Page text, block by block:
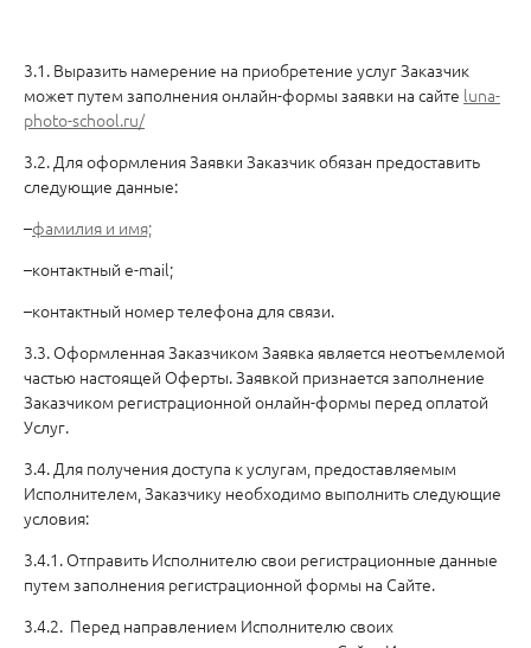
3.1. Выразить намерение на приобретение услуг Заказчик
может путем заполнения онлайн-формы заявки на сайте luna-
photo-school.ru/
3.2. Для оформления Заявки Заказчик обязан предоставить
следующие данные:
–фамилия и имя;
–контактный e-mail;
–контактный номер телефона для связи.
3.3. Оформленная Заказчиком Заявка является неотъемлемой
частью настоящей Оферты. Заявкой признается заполнение
Заказчиком регистрационной онлайн-формы перед оплатой
Услуг.
3.4. Для получения доступа к услугам, предоставляемым
Исполнителем, Заказчику необходимо выполнить следующие
условия:
3.4.1. Отправить Исполнителю свои регистрационные данные
путем заполнения регистрационной формы на Сайте.
3.4.2. Перед направлением Исполнителю своих